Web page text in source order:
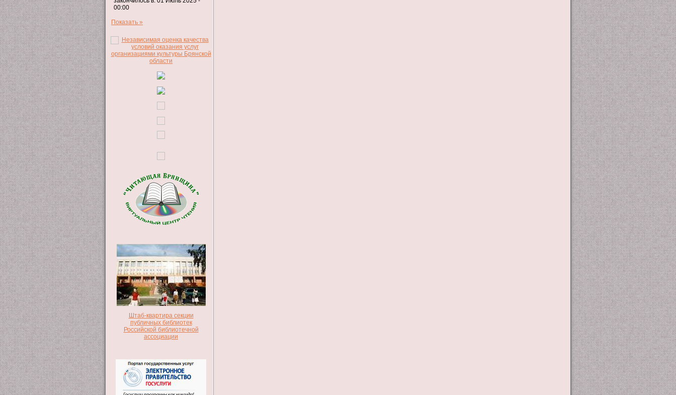
00:00
Показать »
Штаб-квартира секции
публичных библиотек
Российской библиотечной
ассоциации